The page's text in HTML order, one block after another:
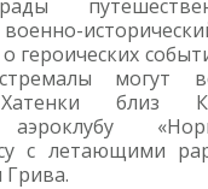
могут
близ
с летающими
Грива.